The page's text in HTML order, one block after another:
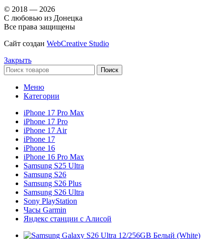
© 2018 — 2026
С любовью из Донецка
Все права защищены
Сайт создан WebCreative Studio
Закрыть
Поиск
Меню
Категории
iPhone 17 Pro Max
iPhone 17 Pro
iPhone 17 Air
iPhone 17
iPhone 16
iPhone 16 Pro Max
Samsung S25 Ultra
Samsung S26
Samsung S26 Plus
Samsung S26 Ultra
Sony PlayStation
Часы Garmin
Яндекс станции с Алисой